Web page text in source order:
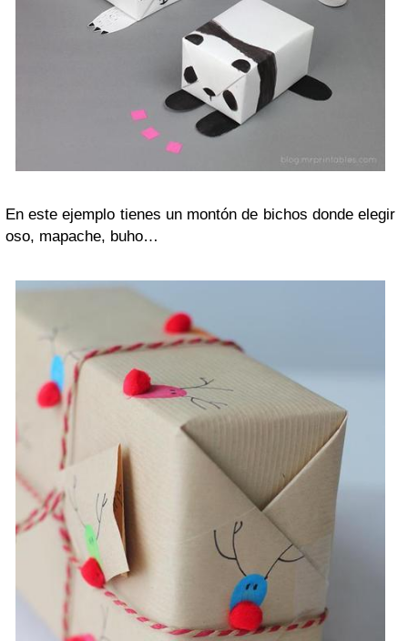
En este ejemplo tienes un montón de bichos donde elegir
oso, mapache, buho…